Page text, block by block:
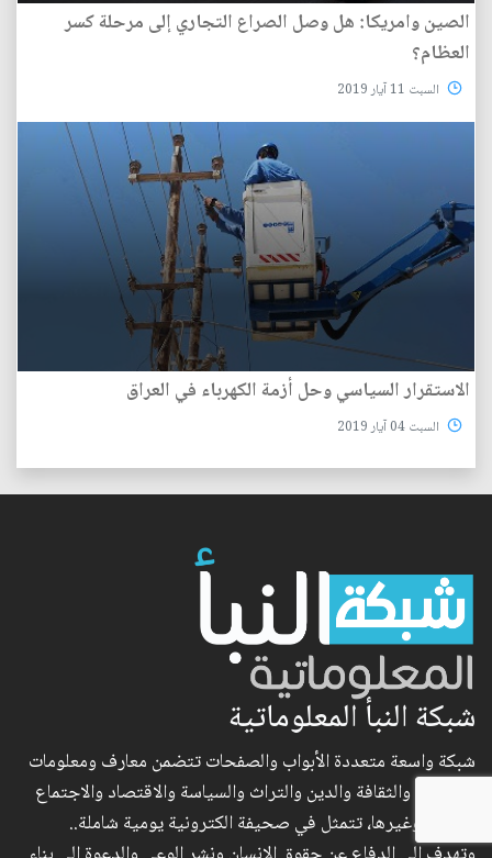
الصين وامريكا: هل وصل الصراع التجاري إلى مرحلة كسر
العظام؟
السبت 11 آيار 2019
الاستقرار السياسي وحل أزمة الكهرباء في العراق
السبت 04 آيار 2019
شبكة النبأ المعلوماتية
شبكة واسعة متعددة الأبواب والصفحات تتضمن معارف ومعلومات
في الفكر والثقافة والدين والتراث والسياسة والاقتصاد والاجتماع
والعلوم وغيرها، تتمثل في صحيفة الكترونية يومية شاملة..